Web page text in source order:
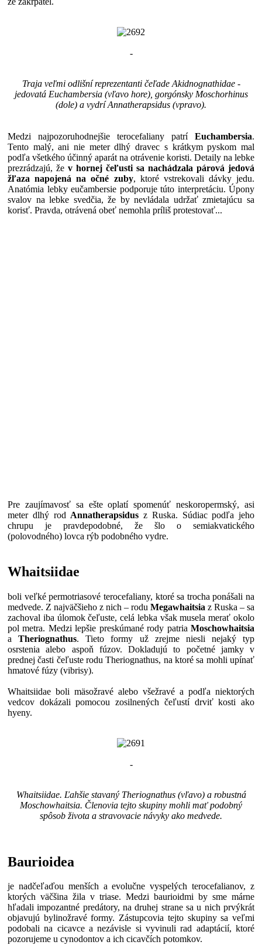
-
Traja veľmi odlišní reprezentanti čeľade Akidnognathidae -
jedovatá Euchambersia (vľavo hore), gorgónsky Moschorhinus
(dole) a vydrí Annatherapsidus (vpravo).
Medzi najpozoruhodnejšie terocefaliany patrí Euchambersia.
Tento malý, ani nie meter dlhý dravec s krátkym pyskom mal
podľa všetkého účinný aparát na otrávenie koristi. Detaily na lebke
prezrádzajú, že v hornej čeľusti sa nachádzala párová jedová
žľaza napojená na očné zuby, ktoré vstrekovali dávky jedu.
Anatómia lebky eučambersie podporuje túto interpretáciu. Úpony
svalov na lebke svedčia, že by nevládala udržať zmietajúcu sa
korisť. Pravda, otrávená obeť nemohla príliš protestovať...
Pre zaujímavosť sa ešte oplatí spomenúť neskoropermský, asi
meter dlhý rod Annatherapsidus z Ruska. Súdiac podľa jeho
chrupu je pravdepodobné, že šlo o semiakvatického
(polovodného) lovca rýb podobného vydre.
Whaitsiidae
boli veľké permotriasové terocefaliany, ktoré sa trocha ponášali na
medvede. Z najväčšieho z nich – rodu Megawhaitsia z Ruska – sa
zachoval iba úlomok čeľuste, celá lebka však musela merať okolo
pol metra. Medzi lepšie preskúmané rody patria Moschowhaitsia
aTheriognathus. Tieto formy už zrejme niesli nejaký typ
osrstenia alebo aspoň fúzov. Dokladujú to početné jamky v
prednej časti čeľuste rodu Theriognathus, na ktoré sa mohli upínať
hmatové fúzy (vibrisy).
Whaitsiidae boli mäsožravé alebo všežravé a podľa niektorých
vedcov dokázali pomocou zosilnených čeľustí drviť kosti ako
hyeny.
-
Whaitsiidae. Ľahšie stavaný Theriognathus (vľavo) a robustná
Moschowhaitsia. Členovia tejto skupiny mohli mať podobný
spôsob života a stravovacie návyky ako medvede.
Baurioidea
je nadčeľaďou menších a evolučne vyspelých terocefalianov, z
ktorých väčšina žila v triase. Medzi baurioidmi by sme márne
hľadali impozantné predátory, na druhej strane sa u nich prvýkrát
objavujú bylinožravé formy. Zástupcovia tejto skupiny sa veľmi
podobali na cicavce a nezávisle si vyvinuli rad adaptácií, ktoré
pozorujeme u cynodontov a ich cicavčích potomkov.